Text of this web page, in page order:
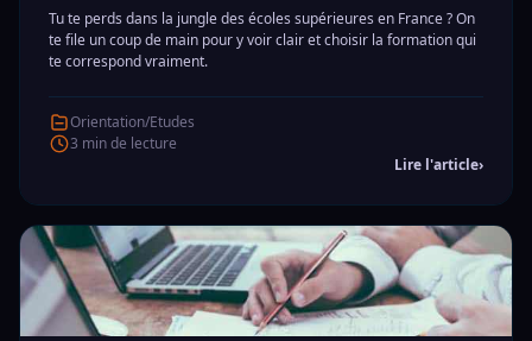
Tu te perds dans la jungle des écoles supérieures en France ? On
te file un coup de main pour y voir clair et choisir la formation qui
te correspond vraiment.
Orientation/Etudes
3 min de lecture
Lire l'article›